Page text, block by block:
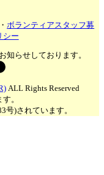
・ボランティアスタッフ募
シー
知らせしております。
ALL Rights Reserved
。
号)されています。